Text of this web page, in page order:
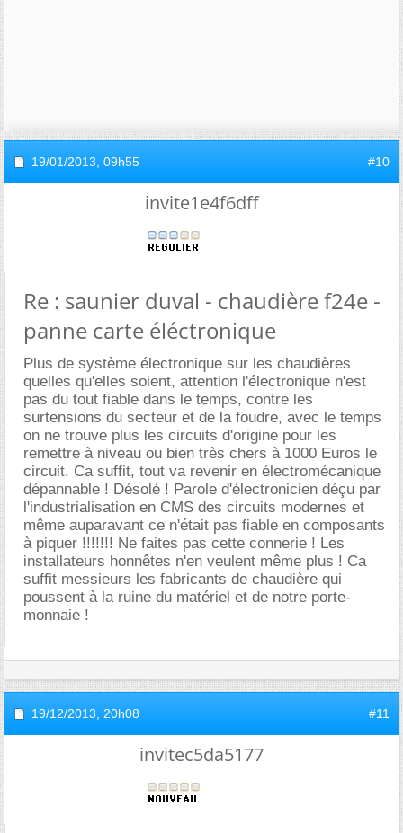
19/01/2013, 09h55 #10
invite1e4f6dff
Re : saunier duval - chaudière f24e -
panne carte éléctronique
Plus de système électronique sur les chaudières
quelles qu'elles soient, attention l'électronique n'est
pas du tout fiable dans le temps, contre les
surtensions du secteur et de la foudre, avec le temps
on ne trouve plus les circuits d'origine pour les
remettre à niveau ou bien très chers à 1000 Euros le
circuit. Ca suffit, tout va revenir en électromécanique
dépannable ! Désolé ! Parole d'électronicien déçu par
l'industrialisation en CMS des circuits modernes et
même auparavant ce n'était pas fiable en composants
à piquer !!!!!!! Ne faites pas cette connerie ! Les
installateurs honnêtes n'en veulent même plus ! Ca
suffit messieurs les fabricants de chaudière qui
poussent à la ruine du matériel et de notre porte-
monnaie !
19/12/2013, 20h08 #11
invitec5da5177